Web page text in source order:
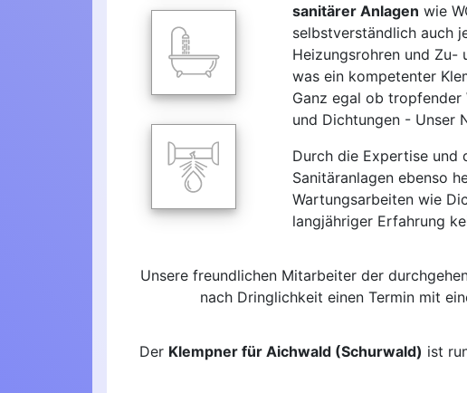
sanitärer Anlagen wie
selbstverständlich auch
Heizungsrohren und Zu-
was ein kompetenter
Ganz egal ob tropfender
und Dichtungen - Unser
Durch die Expertise und
Sanitäranlagen ebenso
Wartungsarbeiten wie
langjähriger Erfahrung
Unsere freundlichen Mitarbeiter der
nach Dringlichkeit einen Termin mit
Der Klempner für Aichwald (Schurwald) ist